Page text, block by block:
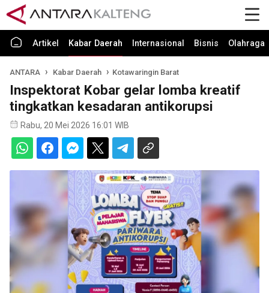
Artikel Kabar Daerah Internasional Bisnis Olahraga
ANTARA Kabar Daerah Kotawaringin Barat
Inspektorat Kobar gelar lomba kreatif
tingkatkan kesadaran antikorupsi
Rabu, 20 Mei 2026 16:01 WIB